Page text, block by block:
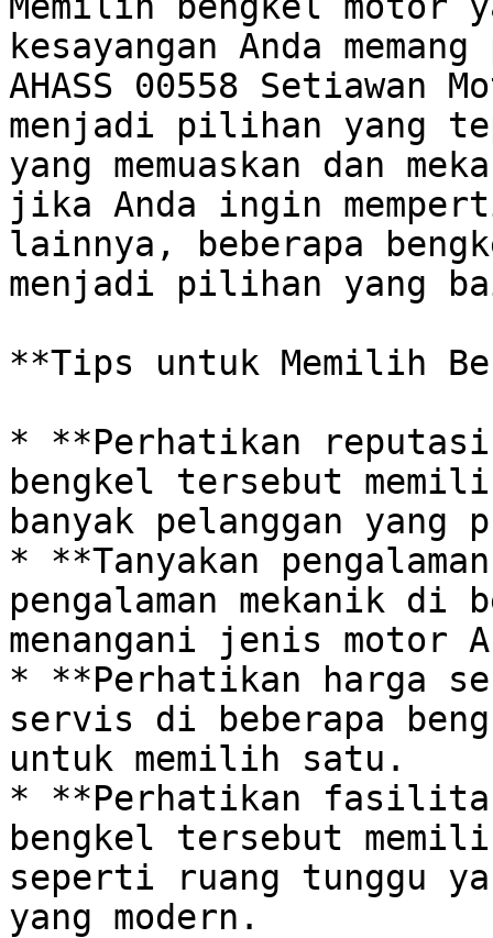
kesayangan Anda
AHASS 00558 Setiawan
menjadi pilihan yang
yang memuaskan dan
jika Anda ingin
lainnya, beberapa
menjadi pilihan yang
**Tips untuk Memilih
* **Perhatikan
bengkel tersebut
banyak pelanggan yang
* **Tanyakan
pengalaman mekanik di
menangani jenis motor
* **Perhatikan harga
servis di beberapa
untuk memilih satu.
* **Perhatikan
bengkel tersebut
seperti ruang tunggu
yang modern.